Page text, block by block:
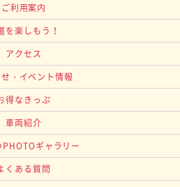
ご利用案内
を楽しもう！
アクセス
・イベント情報
得なきっぷ
車両紹介
PHOTOギャラリー
くある質問